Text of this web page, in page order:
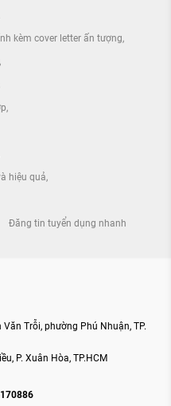
kèm cover letter ấn tượng
hiệu quả
Đăng tin tuyển dụng nhanh
Trỗi, phường Phú Nhuận, TP.
P. Xuân Hòa, TP.HCM